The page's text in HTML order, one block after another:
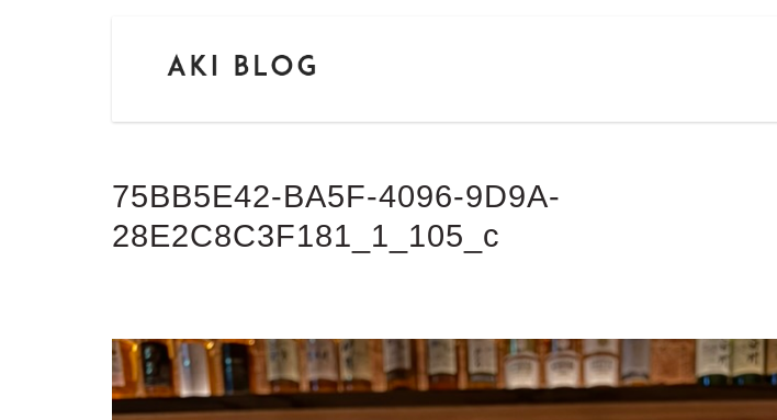
75BB5E42-BA5F-4096-9D9A-
28E2C8C3F181_1_105_c